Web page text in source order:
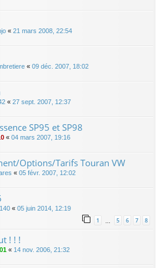
« 21 mars 2008, 22:54
« 09 déc. 2007, 18:02
« 27 sept. 2007, 12:37
SP95 et SP98
« 04 mars 2007, 19:16
Options/Tarifs Touran VW
« 05 févr. 2007, 12:02
« 05 juin 2014, 12:19
1 5 6 7 8
! ! !
« 14 nov. 2006, 21:32